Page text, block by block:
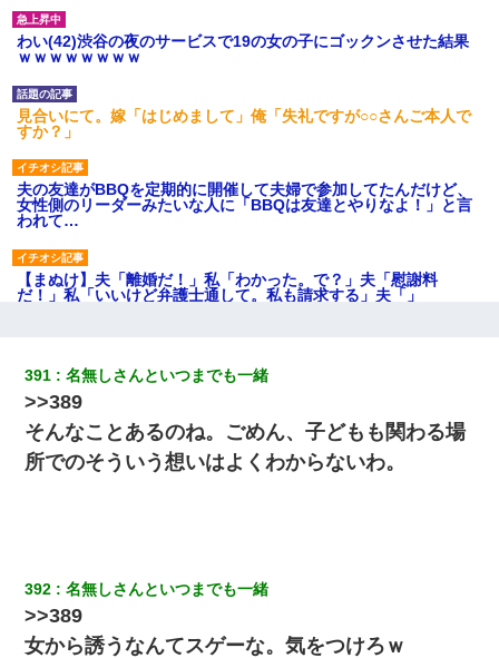
わい(42)渋谷の夜のサービスで19の女の子にゴックンさせた結果
ｗｗｗｗｗｗｗｗ
見合いにて。嫁「はじめまして」俺「失礼ですが○○さんご本人で
すか？」
夫の友達がBBQを定期的に開催して夫婦で参加してたんだけど、
女性側のリーダーみたいな人に「BBQは友達とやりなよ！」と言
われて…
【まぬけ】夫「離婚だ！」私「わかった。で？」夫「慰謝料
だ！」私「いいけど弁護士通して。私も請求する」夫「」
感がヤバイ・・・
デパートの外商『私さんだと名乗る女が、ツケで宝石を買おうと
していて…』私「！？」→ 翌日。ママ友たちの様子が微妙におか
しくなり・・・
旦那の元カノをSNSで探して写真を保存して顔面評価スレで写真
を晒してた。ほとんどがブスという評価の中で二人ほど意外に好
評価で苦々しく思った
391 名無しさんといつまでも一緒
>>389
そんなことあるのね。ごめん、子どもも関わる場
所でのそういう想いはよくわからないわ。
392 名無しさんといつまでも一緒
>>389
女から誘うなんてスゲーな。気をつけろｗ